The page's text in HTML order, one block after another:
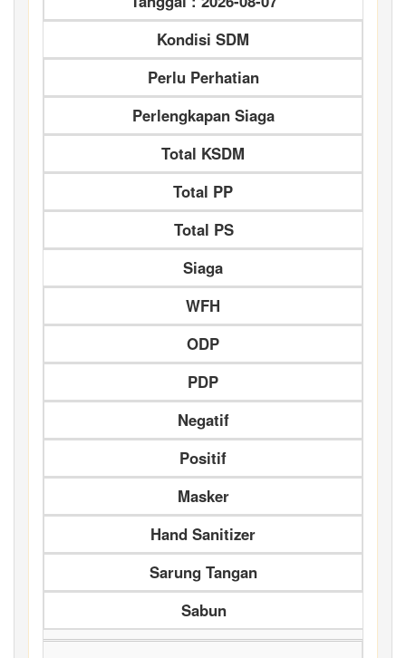
Kondisi SDM
Perlu Perhatian
Perlengkapan Siaga
Total KSDM
Total PP
Total PS
Siaga
WFH
ODP
PDP
Negatif
Positif
Masker
Hand Sanitizer
Sarung Tangan
Sabun